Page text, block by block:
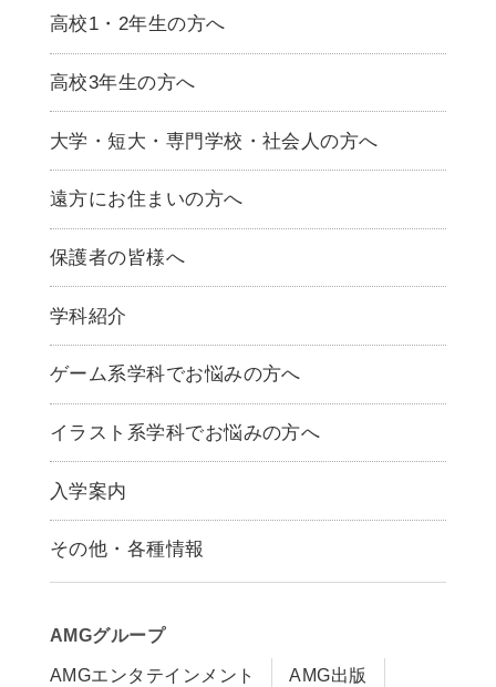
高校1・2年生の方へ
高校3年生の方へ
大学・短大・専門学校・社会人の方へ
遠方にお住まいの方へ
保護者の皆様へ
学科紹介
ゲームクリエイター学科
CG学科
アニメーション学科
声優学科
ゲーム系学科でお悩みの方へ
イラスト系学科でお悩みの方へ
入学案内
募集要項
早期出願制度・AOエントリー
入学までの流れ
学費サポート・各種制度
その他・各種情報
アクセス
AMGグループ
AMGエンタテインメント AMG出版